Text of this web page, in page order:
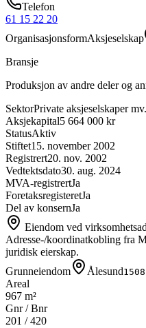
Telefon
61 15 22 20
OrganisasjonsformAksjeselskap
Bransje
Produksjon av andre deler og
SektorPrivate aksjeselskaper mv.
Aksjekapital5 664 000 kr
StatusAktiv
Stiftet15. november 2002
Registrert20. nov. 2002
Vedtektsdato30. aug. 2024
MVA-registrertJa
ForetaksregisteretJa
Del av konsernJa
Eiendom ved
Adresse-/koordinatkobling fra
juridisk eierskap.
Grunneiendom
Ålesund
Areal
967 m²
Gnr / Bnr
201 /420